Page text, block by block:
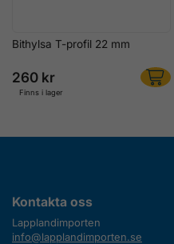
Bithylsa T-profil 22 mm
260 kr
Finns i lager
Kontakta oss
Lapplandimporten
info@lapplandimporten.se